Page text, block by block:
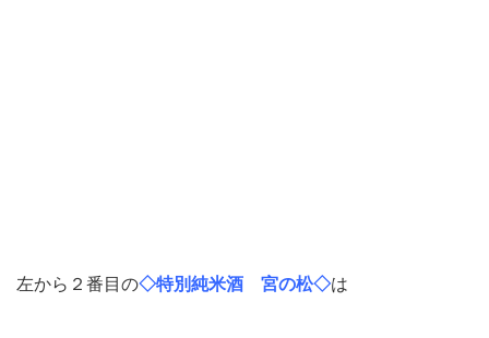
左から２番目の◇特別純米酒 宮の松◇は